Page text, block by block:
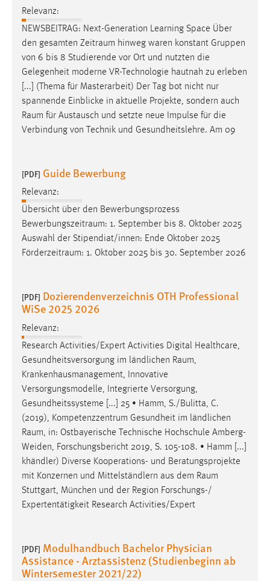
Relevanz:
NEWSBEITRAG: Next-Generation Learning Space Über
den gesamten Zeitraum hinweg waren konstant Gruppen
von 6 bis 8 Studierende vor Ort und nutzten die
Gelegenheit moderne VR-Technologie hautnah zu erleben
[...] (Thema für Masterarbeit) Der Tag bot nicht nur
spannende Einblicke in aktuelle Projekte, sondern auch
Raum für Austausch und setzte neue Impulse für die
Verbindung von Technik und Gesundheitslehre. Am 09
[PDF] Guide Bewerbung
Relevanz:
Übersicht über den Bewerbungsprozess
Bewerbungszeitraum: 1. September bis 8. Oktober 2025
Auswahl der Stipendiat/innen: Ende Oktober 2025
Förderzeitraum: 1. Oktober 2025 bis 30. September 2026
[PDF] Dozierendenverzeichnis OTH Professional
WiSe 2025 2026
Relevanz:
Research Activities/Expert Activities Digital Healthcare,
Gesundheitsversorgung im ländlichen Raum,
Krankenhausmanagement, Innovative
Versorgungsmodelle, Integrierte Versorgung,
Gesundheitssysteme [...] 25 • Hamm, S./Bulitta, C.
(2019), Kompetenzzentrum Gesundheit im ländlichen
Raum, in: Ostbayerische Technische Hochschule Amberg-
Weiden, Forschungsbericht 2019, S. 105-108. • Hamm [...]
khändler) Diverse Kooperations- und Beratungsprojekte
mit Konzernen und Mittelständlern aus dem Raum
Stuttgart, München und der Region Forschungs-/
Expertentätigkeit Research Activities/Expert
[PDF] Modulhandbuch Bachelor Physician
Assistance - Arztassistenz (Studienbeginn ab
Wintersemester 2021/22)
Name:
staticfilecache
Zweck:
Für performante Seitenauslieferung wird in diesem Cookie
gespeichert, ob man eingeloggt ist.
Sprachpräferenz
Name:
Das Cookie speichert die gewählte Sprache der Website.
Cookie Laufzeit:
30 Tage
Chat
chat-frame-style-5e9dbeb1811c0446
Wird benötigt um die Chatfunktion nutzen zu können.
Cookie Laufzeit:
MibewSessionID, mibew-chat-frame-style-
Jahre, MIBEW_UserID = 1 Jahr
Login
Name:
fe_user, be_user, be_lastLoginProvider
Zweck:
Dieser Cookie ist notwendig um sich an der Website
24 Stunden